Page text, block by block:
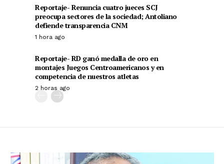
Reportaje- Renuncia cuatro jueces SCJ
preocupa sectores de la sociedad; Antoliano
defiende transparencia CNM
1 hora ago
Reportaje- RD ganó medalla de oro en
montajes Juegos Centroamericanos y en
competencia de nuestros atletas
2 horas ago